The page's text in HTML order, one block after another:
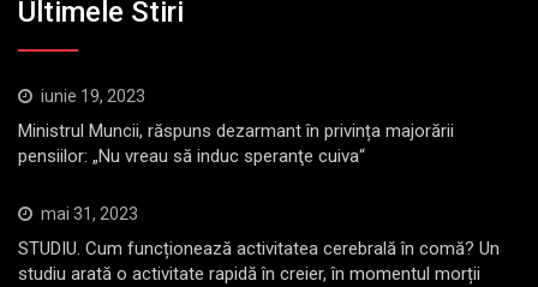
Ultimele Stiri
iunie 19, 2023
Ministrul Muncii, răspuns dezarmant în privința majorării
pensiilor: „Nu vreau să induc speranţe cuiva“
mai 31, 2023
STUDIU. Cum funcționează activitatea cerebrală în comă? Un
studiu arată o activitate rapidă în creier, în momentul morții